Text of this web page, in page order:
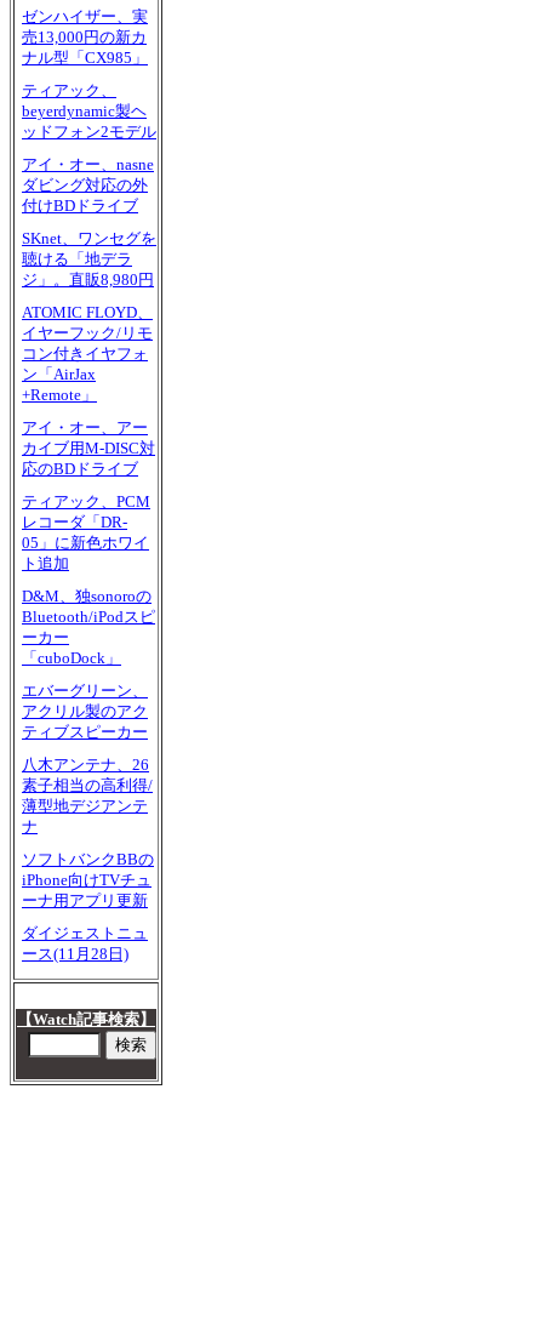
ゼンハイザー、実
売13,000円の新カ
ナル型「CX985」
ティアック、
beyerdynamic製ヘ
ッドフォン2モデル
アイ・オー、nasne
ダビング対応の外
付けBDドライブ
SKnet、ワンセグを
聴ける「地デラ
ジ」。直販8,980円
ATOMIC FLOYD、
イヤーフック/リモ
コン付きイヤフォ
ン「AirJax
+Remote」
アイ・オー、アー
カイブ用M-DISC対
応のBDドライブ
ティアック、PCM
レコーダ「DR-
05」に新色ホワイ
ト追加
D&M、独sonoroの
Bluetooth/iPodスピ
ーカー
「cuboDock」
エバーグリーン、
アクリル製のアク
ティブスピーカー
八木アンテナ、26
素子相当の高利得/
薄型地デジアンテ
ナ
ソフトバンクBBの
iPhone向けTVチュ
ーナ用アプリ更新
ダイジェストニュ
ース(11月28日)
【Watch記事検索】